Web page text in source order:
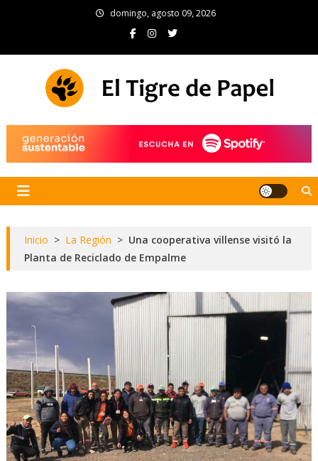
domingo, agosto 09, 2026
Inicio > La Región > Una cooperativa villense visitó la
Planta de Reciclado de Empalme